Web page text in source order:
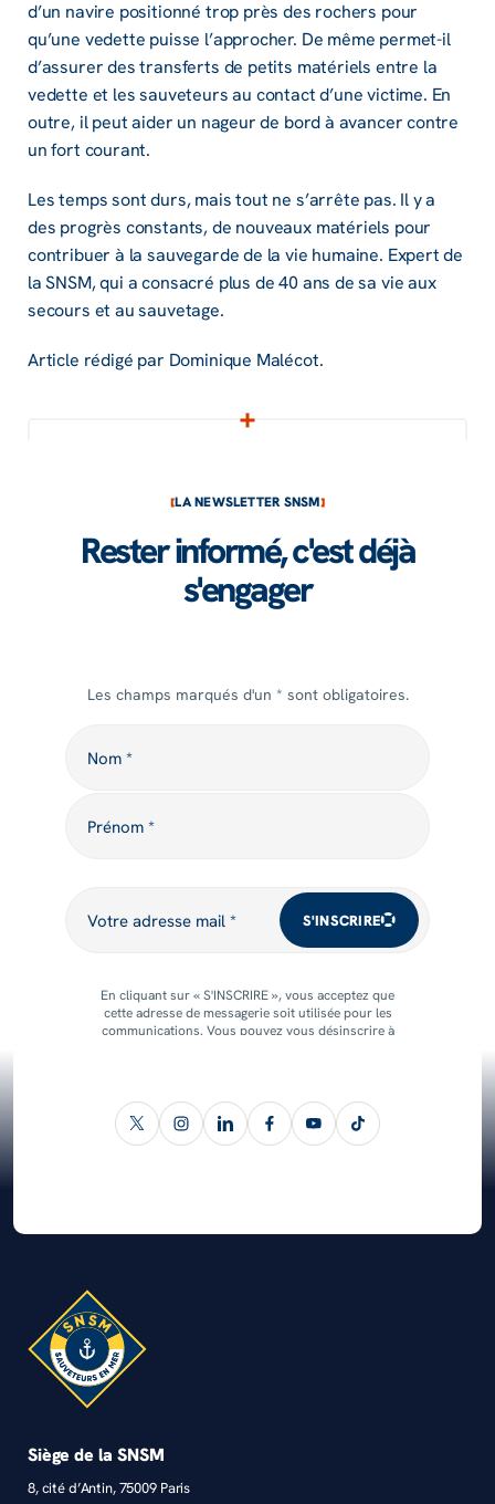
d’un navire posi­tionné trop près des rochers pour
qu’une vedette puisse l’ap­pro­cher. De même permet-il
d’as­su­rer des trans­ferts de petits maté­riels entre la
vedette et les sauve­teurs au contact d’une victime. En
outre, il peut aider un nageur de bord à avan­cer contre
un fort courant.
Les temps sont durs, mais tout ne s’arrête pas. Il y a
des progrès constants, de nouveaux matériels pour
contribuer à la sauvegarde de la vie humaine. Expert de
la SNSM, qui a consacré plus de 40 ans de sa vie aux
secours et au sauvetage.
Article rédigé par Domi­nique Malé­cot.
LA NEWSLETTER SNSM
Rester informé, c'est déjà
s'engager
Les champs marqués d'un * sont obligatoires.
Nom *
Prénom *
Votre adresse mail * S'INSCRIRE
En cliquant sur « S'INSCRIRE », vous acceptez que
cette adresse de messagerie soit utilisée pour les
communications. Vous pouvez vous désinscrire à
Siège de la SNSM
8, cité d’Antin, 75009 Paris